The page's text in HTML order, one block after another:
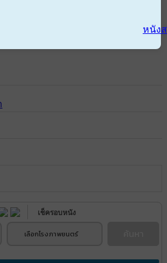
หนัง
เช็ครอบหนัง
เลือกโรงภาพยนตร์